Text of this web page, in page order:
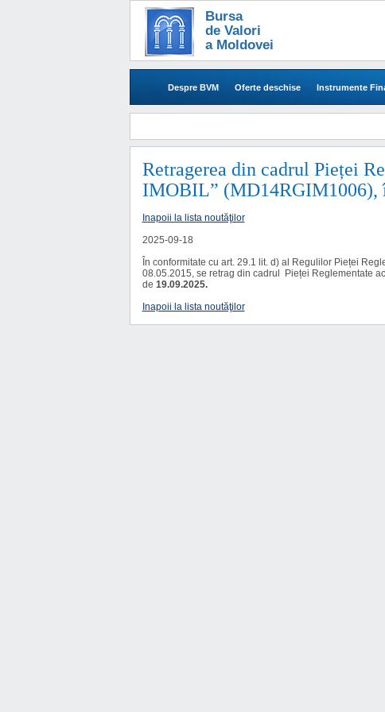
Bursa
de Valori
a Moldovei
Despre BVM Oferte deschise Instrumente
Retragerea din cadrul Pieței
IMOBIL” (MD14RGIM1006),
Inapoii la lista noutăţilor
2025-09-18
În conformitate cu art. 29.1 lit. d) al Regulilor Pieței
08.05.2015, se retrag din cadrul Pieței Reglementate
de 19.09.2025.
Inapoii la lista noutăţilor